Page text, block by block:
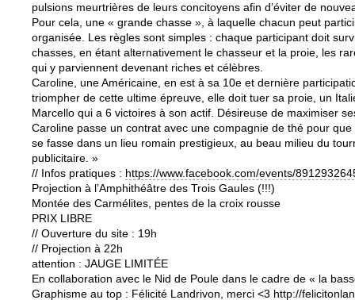
pulsions meurtrières de leurs concitoyens afin d’éviter de
Pour cela, une « grande chasse », à laquelle chacun peut
organisée. Les règles sont simples : chaque participant doit
chasses, en étant alternativement le chasseur et la proie, les
qui y parviennent devenant riches et célèbres.
Caroline, une Américaine, en est à sa 10e et dernière
triompher de cette ultime épreuve, elle doit tuer sa proie, un
Marcello qui a 6 victoires à son actif. Désireuse de maximiser
Caroline passe un contrat avec une compagnie de thé pour
se fasse dans un lieu romain prestigieux, au beau milieu du
publicitaire. »
// Infos pratiques : https://www.facebook.com/events/
Projection à l’Amphithéâtre des Trois Gaules (!!!)
Montée des Carmélites, pentes de la croix rousse
PRIX LIBRE
// Ouverture du site : 19h
// Projection à 22h
attention : JAUGE LIMITÉE
En collaboration avec le Nid de Poule dans le cadre de « la
Graphisme au top : Félicité Landrivon, merci <3 http://